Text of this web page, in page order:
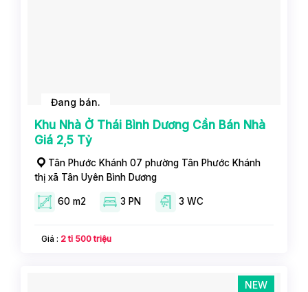
Đang bán.
Khu Nhà Ở Thái Bình Dương Cần Bán Nhà
Giá 2,5 Tỷ
Tân Phước Khánh 07 phường Tân Phước Khánh
thị xã Tân Uyên Bình Dương
60 m2 3 PN 3 WC
Giá : 2 tỉ 500 triệu
NEW